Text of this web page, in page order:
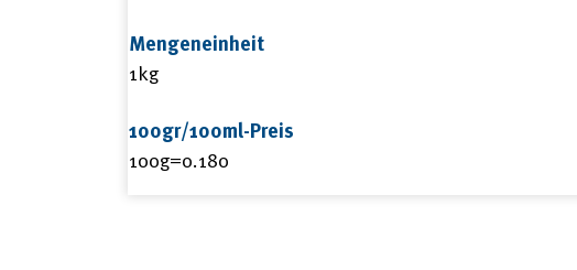
Mengeneinheit
1kg
100gr/100ml-Preis
100g=0.180